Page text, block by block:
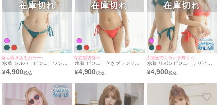
落ち着きあるカラー♪
水着 シルバービジューワンカ
ラーセクシー三角ホルターネッ
クビキニ
¥4,900
在庫切れ
存在感抜群☆
水着 ビジュー付きブラジリア
ンショーツホルターネックビキ
ニ
¥4,900
在庫切れ
太陽光でキラキラ輝く☆
水着 リボンビジューデザイン
ホルターネックビキニ
¥4,900
在庫切れ